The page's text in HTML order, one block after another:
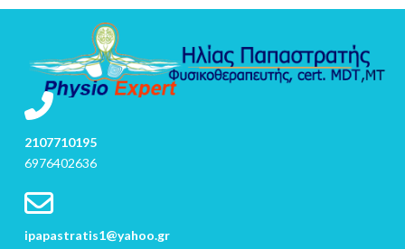
2107710195
6976402636
ipapastratis1@yahoo.gr